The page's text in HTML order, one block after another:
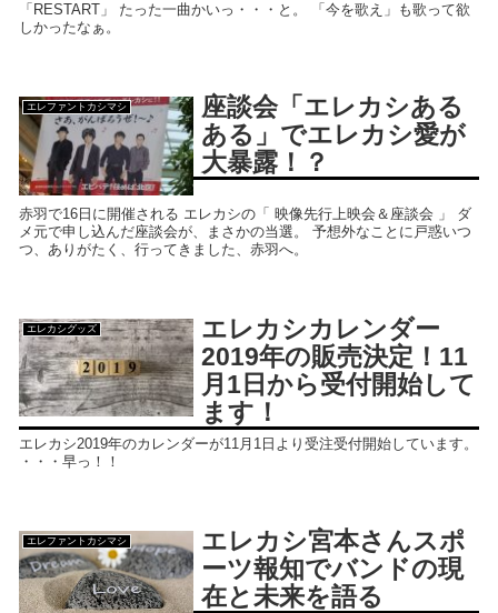
「RESTART」 たった一曲かいっ・・・と。 「今を歌え」も歌って欲
しかったなぁ。
エレファントカシマシ
座談会「エレカシある
ある」でエレカシ愛が
大暴露！？
赤羽で16日に開催される エレカシの「 映像先行上映会＆座談会 」 ダ
メ元で申し込んだ座談会が、まさかの当選。 予想外なことに戸惑いつ
つ、ありがたく、行ってきました、赤羽へ。
エレカシグッズ
エレカシカレンダー
2019年の販売決定！11
月1日から受付開始して
ます！
エレカシ2019年のカレンダーが11月1日より受注受付開始しています。
・・・早っ！！
エレファントカシマシ
エレカシ宮本さんスポ
ーツ報知でバンドの現
在と未来を語る